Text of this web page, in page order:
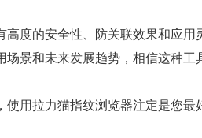
度的安全性、防关联效果和应用
景和未来发展趋势，相信这种工
用拉力猫指纹浏览器注定是您最